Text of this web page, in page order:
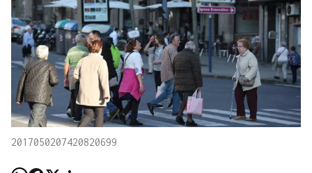
2017050207420820699